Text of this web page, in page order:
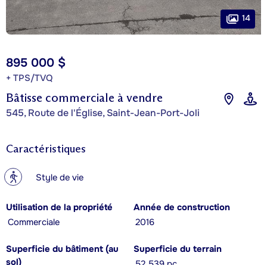
Bâtisse commerciale à vendre
545, Route de l'Église, Saint-Jean-Port-Joli
895 000 $
+ TPS/TVQ
14
Caractéristiques
? Style de vie
Utilisation de la propriété
Commerciale
Année de construction
2016
Superficie du bâtiment (au
sol)
Superficie du terrain